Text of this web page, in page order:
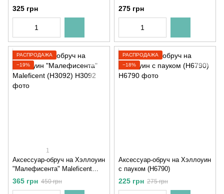
325 грн Halloween" (H20711)
275 грн
РАСПРОДАЖА
−19%
1
Аксессуар-обруч на Хэллоуин
"Малефисента" Maleficent
(H3092)
365 грн 450 грн
РАСПРОДАЖА
−18%
Аксессуар-обруч на Хэллоуин
с пауком (H6790)
225 грн 275 грн